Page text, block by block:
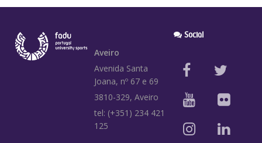
Aveiro
Avenida Santa
Joana, nº 67 e 69
3810-329, Aveiro
tel: (+351) 234 421
125
Social